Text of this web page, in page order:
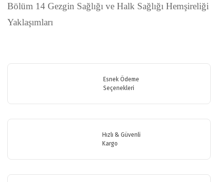
Bölüm 14 Gezgin Sağlığı ve Halk Sağlığı Hemşireliği
Yaklaşımları
Bu ürüne ilk yorumu siz yapın!
Görüş ve önerileriniz için teşekkür ederiz.
Ürün resmi kalitesiz, bozuk veya görüntülenemiyor.
Ürün fiyatı diğer sitelerden daha pahalı.
Esnek Ödeme
Seçenekleri
Hızlı & Güvenli
Kargo